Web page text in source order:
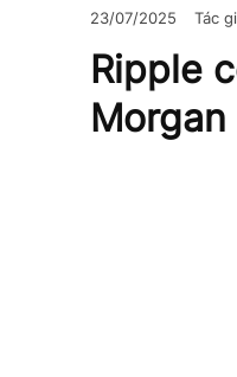
23/07/2025 Tác
Ripple